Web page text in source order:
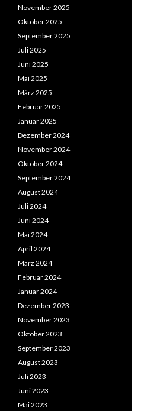
November 2025
Oktober 2025
September 2025
Juli 2025
Juni 2025
Mai 2025
März 2025
Februar 2025
Januar 2025
Dezember 2024
November 2024
Oktober 2024
September 2024
August 2024
Juli 2024
Juni 2024
Mai 2024
April 2024
März 2024
Februar 2024
Januar 2024
Dezember 2023
November 2023
Oktober 2023
September 2023
August 2023
Juli 2023
Juni 2023
Mai 2023